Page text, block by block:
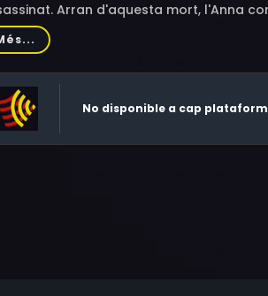
Arran d'aquesta mort, l'Anna
nou marit amaguen secrets
Els indicis s'acumulen contra el
de la seva exdona. L'Anna fa
secrets que li fan canviar el concepte
No disponible a cap